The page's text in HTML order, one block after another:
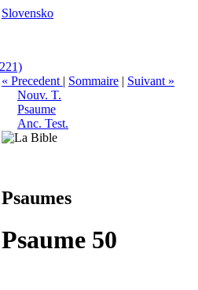
Slovensko
« Precedent | Sommaire | Suivant »
Nouv. T.
Psaume
Anc. Test.
Psaumes
Psaume 50